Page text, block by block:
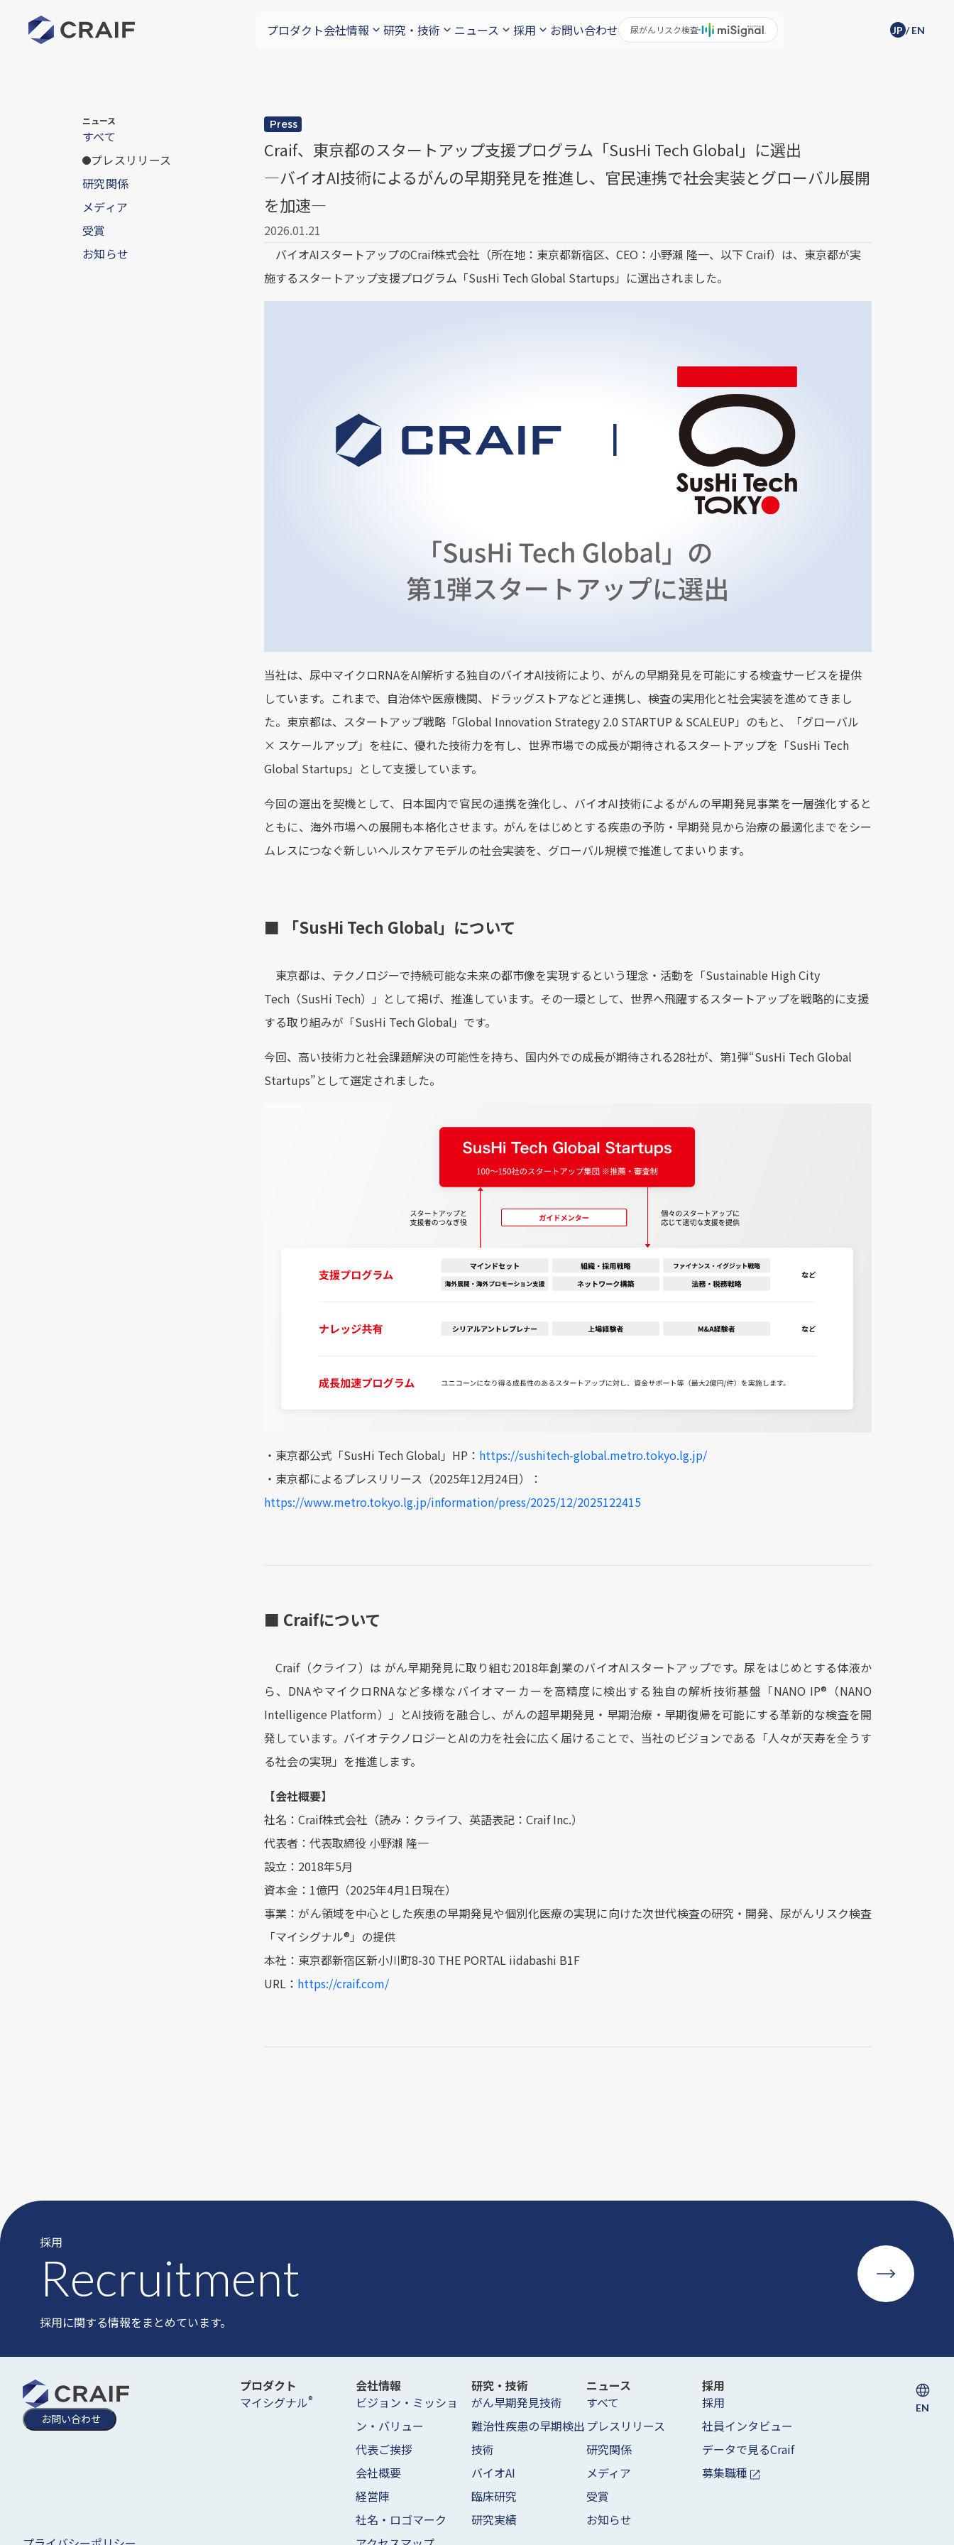
プロダクト会社情報 研究・技術 ニュース 採用 お問い合わせ 尿がんリスク検査 JP / EN
ニュース
すべて
プレスリリース
研究関係
メディア
受賞
お知らせ
Press
Craif、東京都のスタートアップ支援プログラム「SusHi Tech Global」に選出
―バイオAI技術によるがんの早期発見を推進し、官民連携で社会実装とグローバル展開
を加速―
2026.01.21
バイオAIスタートアップのCraif株式会社（所在地：東京都新宿区、CEO：小野瀨 隆一、以下 Craif）は、東京都が実
施するスタートアップ支援プログラム「SusHi Tech Global Startups」に選出されました。
当社は、尿中マイクロRNAをAI解析する独自のバイオAI技術により、がんの早期発見を可能にする検査サービスを提供
しています。これまで、自治体や医療機関、ドラッグストアなどと連携し、検査の実用化と社会実装を進めてきまし
た。東京都は、スタートアップ戦略「Global Innovation Strategy 2.0 STARTUP & SCALEUP」のもと、「グローバル
× スケールアップ」を柱に、優れた技術力を有し、世界市場での成長が期待されるスタートアップを「SusHi Tech
Global Startups」として支援しています。
今回の選出を契機として、日本国内で官民の連携を強化し、バイオAI技術によるがんの早期発見事業を一層強化すると
ともに、海外市場への展開も本格化させます。​​がんをはじめとする疾患の予防・早期発見から治療の最適化までをシー
ムレスにつなぐ新しいヘルスケアモデルの社会実装を、グローバル規模で推進してまいります。
■ 「SusHi Tech Global」について
東京都は、テクノロジーで持続可能な未来の都市像を実現するという理念・活動を「Sustainable High City
Tech（SusHi Tech）」として掲げ、推進しています。その一環として、世界へ飛躍するスタートアップを戦略的に支援
する取り組みが「SusHi Tech Global」です。
今回、高い技術力と社会課題解決の可能性を持ち、国内外での成長が期待される28社が、第1弾“SusHi Tech Global
Startups”として選定されました。
・東京都公式「SusHi Tech Global」HP： https://sushitech-global.metro.tokyo.lg.jp/
・東京都によるプレスリリース（2025年12月24日）：
https://www.metro.tokyo.lg.jp/information/press/2025/12/2025122415
■ Craifについて
Craif（クライフ）は がん早期発見に取り組む2018年創業のバイオAIスタートアップです。尿をはじめとする体液か
ら、DNAやマイクロRNAなど多様なバイオマーカーを高精度に検出する独自の解析技術基盤「NANO IP®︎（NANO
Intelligence Platform）」とAI技術を融合し、がんの超早期発見・早期治療・早期復帰を可能にする革新的な検査を開
発しています。バイオテクノロジーとAIの力を社会に広く届けることで、当社のビジョンである「人々が天寿を全うす
る社会の実現」を推進します。
【会社概要】
社名：Craif株式会社（読み：クライフ、英語表記：Craif Inc.）
代表者：代表取締役 小野瀨 隆一
設立：2018年5月
資本金：1億円（2025年4月1日現在）
事業：がん領域を中心とした疾患の早期発見や個別化医療の実現に向けた次世代検査の研究・開発、尿がんリスク検査
「マイシグナル®︎」の提供
本社：東京都新宿区新小川町8-30 THE PORTAL iidabashi B1F
URL： https://craif.com/
採用
Recruitment
採用に関する情報をまとめています。
お問い合わせ
プロダクト
マイシグナル®
会社情報
ビジョン・ミッショ
ン・バリュー
代表ご挨拶
会社概要
経営陣
社名・ロゴマーク
研究・技術
がん早期発見技術
難治性疾患の早期検出
技術
バイオAI
臨床研究
研究実績
ニュース
すべて
プレスリリース
研究関係
メディア
受賞
お知らせ
採用
採用
社員インタビュー
データで見るCraif
募集職種
EN